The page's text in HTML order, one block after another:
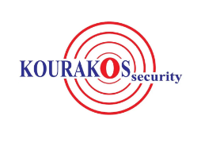
Απευθείας
μετάβαση
στην
πλοήγηση
Μετάβαση
περιεχόμενο